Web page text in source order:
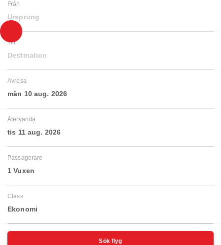
Från
Ursprung
Till
Destination
Avresa
mån 10 aug. 2026
Återvända
tis 11 aug. 2026
Passagerare
1 Vuxen
Class
Ekonomi
Sök flyg